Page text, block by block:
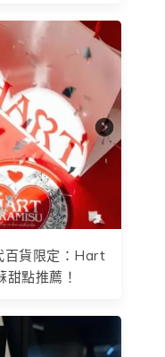
百貨限定：Hart
點推薦！